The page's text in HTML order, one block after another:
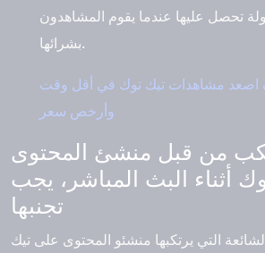
تحصل عليها عندما يقوم المشاهدون
بشرائها.
اصعد مشاهدات تيك توك في أقل وقت
وأرخص سعر
من قبل منشئ المحتوى
أثناء البث المباشر، يجب
تجنبها
التي يرتكبها منشئو المحتوى على تيك